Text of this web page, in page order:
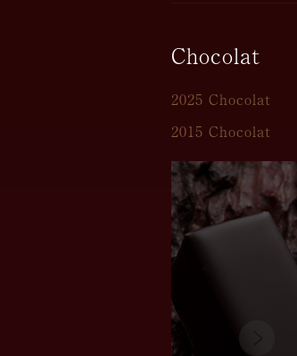
Chocolat
2025 Chocolat
2015 Chocolat